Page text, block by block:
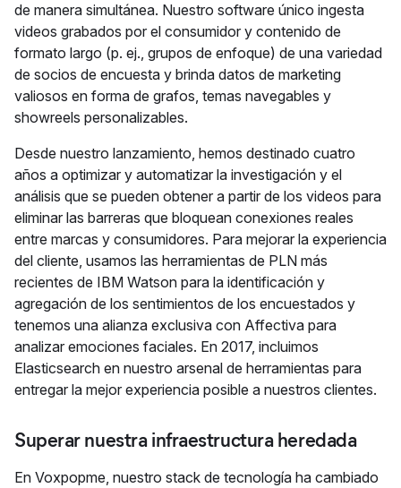
de manera simultánea. Nuestro software único ingesta
videos grabados por el consumidor y contenido de
formato largo (p. ej., grupos de enfoque) de una variedad
de socios de encuesta y brinda datos de marketing
valiosos en forma de grafos, temas navegables y
showreels personalizables.
Desde nuestro lanzamiento, hemos destinado cuatro
años a optimizar y automatizar la investigación y el
análisis que se pueden obtener a partir de los videos para
eliminar las barreras que bloquean conexiones reales
entre marcas y consumidores. Para mejorar la experiencia
del cliente, usamos las herramientas de PLN más
recientes de IBM Watson para la identificación y
agregación de los sentimientos de los encuestados y
tenemos una alianza exclusiva con Affectiva para
analizar emociones faciales. En 2017, incluimos
Elasticsearch en nuestro arsenal de herramientas para
entregar la mejor experiencia posible a nuestros clientes.
Superar nuestra infraestructura heredada
En Voxpopme, nuestro stack de tecnología ha cambiado